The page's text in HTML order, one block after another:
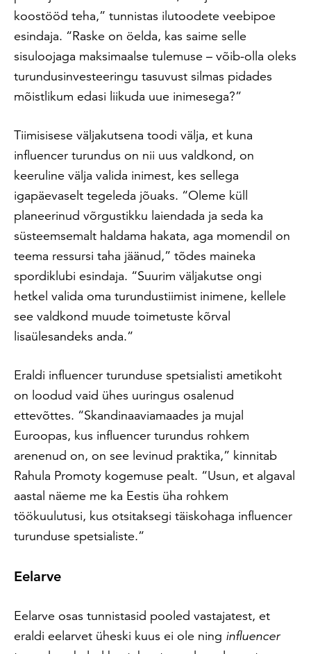
koostööd teha,” tunnistas ilutoodete veebipoe
esindaja. “Raske on öelda, kas saime selle
sisuloojaga maksimaalse tulemuse – võib-olla oleks
turundusinvesteeringu tasuvust silmas pidades
mõistlikum edasi liikuda uue inimesega?”
Tiimisisese väljakutsena toodi välja, et kuna
influencer turundus on nii uus valdkond, on
keeruline välja valida inimest, kes sellega
igapäevaselt tegeleda jõuaks. “Oleme küll
planeerinud võrgustikku laiendada ja seda ka
süsteemsemalt haldama hakata, aga momendil on
teema ressursi taha jäänud,” tõdes maineka
spordiklubi esindaja. “Suurim väljakutse ongi
hetkel valida oma turundustiimist inimene, kellele
see valdkond muude toimetuste kõrval
lisaülesandeks anda.”
Eraldi influencer turunduse spetsialisti ametikoht
on loodud vaid ühes uuringus osalenud
ettevõttes. “Skandinaaviamaades ja mujal
Euroopas, kus influencer turundus rohkem
arenenud on, on see levinud praktika,” kinnitab
Rahula Promoty kogemuse pealt. “Usun, et algaval
aastal näeme me ka Eestis üha rohkem
töökuulutusi, kus otsitaksegi täiskohaga influencer
turunduse spetsialiste.”
Eelarve
Eelarve osas tunnistasid pooled vastajatest, et
eraldi eelarvet üheski kuus ei ole ning influencer